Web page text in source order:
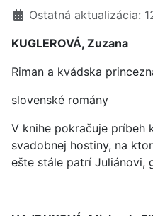
Ostatná aktualizácia:
KUGLEROVÁ, Zuzana
Riman a kvádska
slovenské romány
V knihe pokračuje príbeh
svadobnej hostiny, na
ešte stále patrí Juliánovi,